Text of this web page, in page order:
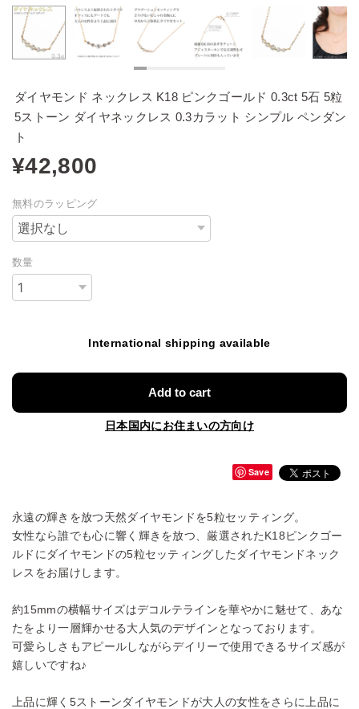
ダイヤモンド ネックレス K18 ピンクゴールド 0.3ct 5石 5粒
5ストーン ダイヤネックレス 0.3カラット シンプル ペンダン
ト
¥42,800
無料のラッピング
数量
International shipping available
Add to cart
日本国内にお住まいの方向け
Save
永遠の輝きを放つ天然ダイヤモンドを5粒セッティング。
女性なら誰でも心に響く輝きを放つ、厳選されたK18ピンクゴー
ルドにダイヤモンドの5粒セッティングしたダイヤモンドネック
レスをお届けします。
約15mmの横幅サイズはデコルテラインを華やかに魅せて、あな
たをより一層輝かせる大人気のデザインとなっております。
可愛らしさもアピールしながらデイリーで使用できるサイズ感が
嬉しいですね♪
上品に輝く5ストーンダイヤモンドが大人の女性をさらに上品に